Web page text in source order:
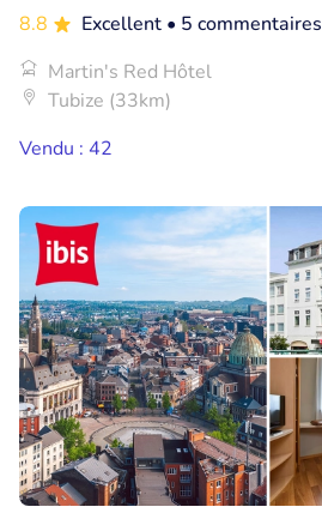
8.8 Excellent • 5 commentaires
Martin's Red Hôtel
Tubize (33km)
Vendu : 42